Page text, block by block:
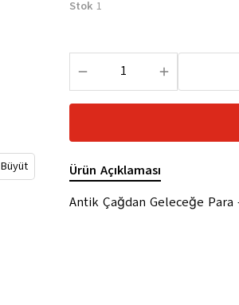
Büyüt
Stok 1
Ürün Açıklaması
Antik Çağdan Geleceğe Para